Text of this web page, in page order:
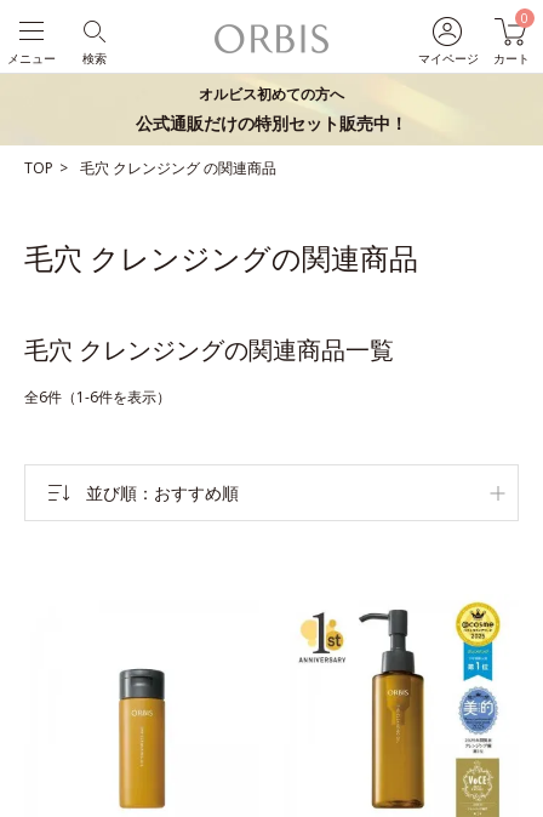
マイページ
0
カート
検索
メニュー
オルビス初めての方へ
公式通販だけの特別セット販売中！
TOP 毛穴 クレンジングの関連商品
毛穴 クレンジングの関連商品
毛穴 クレンジングの関連商品一覧
全6件（1-6件を表示）
並び順 おすすめ順